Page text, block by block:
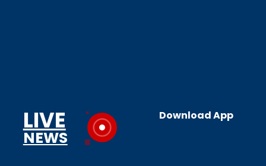
LIVE
NEWS
Download App